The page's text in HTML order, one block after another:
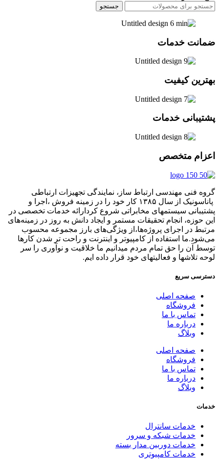
جستجو
ضمانت خدمات
بهترین کیفیت
پشتیبانی خدمات
اعزام متخصص
گروه فنی مهندسی ارتباط ساز، نمایندگی تجهیزات ارتباطی
پاناسونیک از سال ۱۳۸۵ کار خود را در زمینه فروش ،اجرا و
پشتیبانی سیستمهای مخابراتی شروع کردارائه خدمات تخصصی در
این حوزه، انجام تحقیقات مستمر و ایجاد دانش به‌ روز در زمینه‌های
مرتبط در اجرای پروژه‌ها،از ویژگی‌های بارز مجموعه محسوب
می‌شود.ما استفاده از کامپیوتر و اینترنت و راحت تر شدن کارها
توسط آن را حق تمام مردم میدانیم ما خلاقیت و نوآوری را سر
لوحه تلاشها و فعالیتهای خود قرار داده ایم.
دسترسی سریع
صفحه اصلی
فروشگاه
تماس با ما
درباره ما
وبلاگ
صفحه اصلی
فروشگاه
تماس با ما
درباره ما
وبلاگ
خدمات
خدمات سانترال
خدمات شبکه و سرور
خدمات دوربین مدار بسته
خدمات کامپیوتری